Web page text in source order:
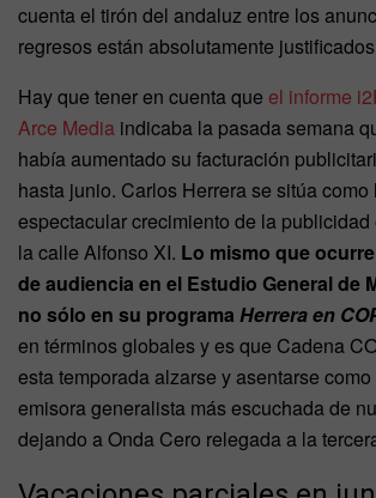
cuenta el tirón del andaluz entre los
regresos están absolutamente
Hay que tener en cuenta que el informe
Arce Media indicaba la pasada semana
había aumentado su facturación
hasta junio. Carlos Herrera se sitúa como
espectacular crecimiento de la
la calle Alfonso XI. Lo mismo que
de audiencia en el Estudio General de
no sólo en su programa Herrera en
en términos globales y es que Cadena
esta temporada alzarse y asentarse
emisora generalista más escuchada de
dejando a Onda Cero relegada a la